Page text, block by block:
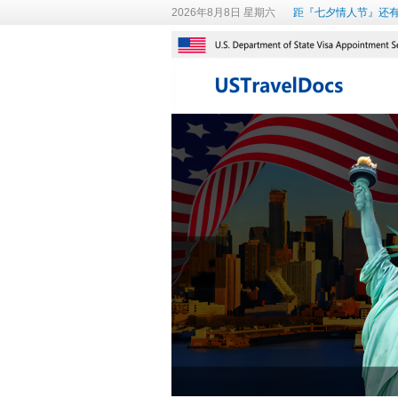
2026年8月8日 星期六 距『七夕情人节』还